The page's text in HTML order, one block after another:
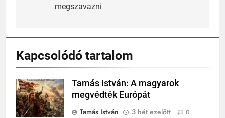
megszavazni
Kapcsolódó tartalom
Tamás István: A magyarok
megvédték Európát
Tamás István
3 hét ezelőtt 0